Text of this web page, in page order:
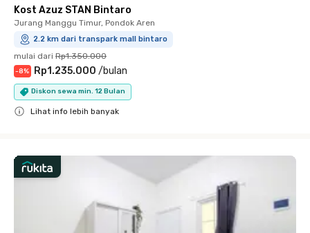
Kost Azuz STAN Bintaro
Jurang Manggu Timur, Pondok Aren
2.2 km dari transpark mall bintaro
mulai dari Rp1.350.000
-8% Rp1.235.000 /bulan
Diskon sewa min. 12 Bulan
Lihat info lebih banyak